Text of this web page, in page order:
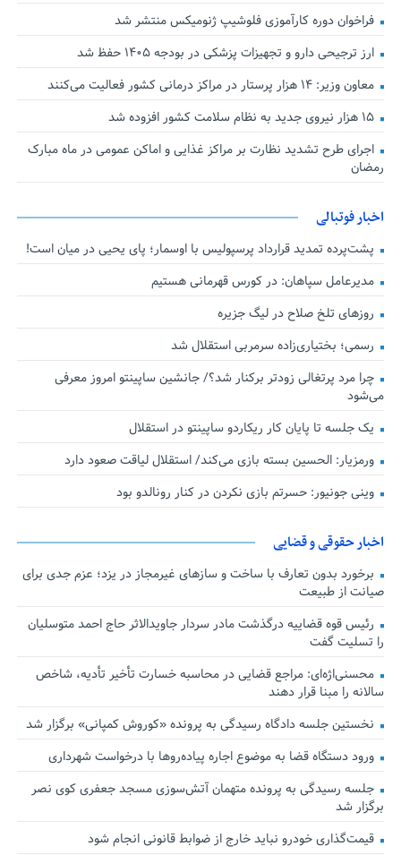
فراخوان دوره کارآموزی فلوشیپ ژنومیکس منتشر شد
ارز ترجیحی دارو و تجهیزات پزشکی در بودجه ۱۴۰۵ حفظ شد
معاون وزیر: ۱۴ هزار پرستار در مراکز درمانی کشور فعالیت می‌کنند
۱۵ هزار نیروی جدید به نظام سلامت کشور افزوده شد
اجرای طرح تشدید نظارت بر مراکز غذایی و اماکن عمومی در ماه مبارک
رمضان
اخبار فوتبالی
پشت‌پرده تمدید قرارداد پرسپولیس با اوسمار؛ پای یحیی در میان است!
مدیرعامل سپاهان: در کورس قهرمانی هستیم
روزهای تلخ صلاح در لیگ جزیره
رسمی؛ بختیاری‌زاده سرمربی استقلال شد
چرا مرد پرتغالی زودتر برکنار شد؟/ جانشین ساپینتو امروز معرفی
می‌شود
یک جلسه تا پایان کار ریکاردو ساپینتو در استقلال
ورمزیار: الحسین بسته بازی می‌کند/ استقلال لیاقت صعود دارد
وینی جونیور: حسرتم بازی نکردن در کنار رونالدو بود
اخبار حقوقی و قضایی
برخورد بدون تعارف با ساخت‌ و سازهای غیرمجاز در یزد؛ عزم جدی برای
صیانت از طبیعت
رئیس قوه قضاییه درگذشت مادر سردار جاویدالاثر حاج احمد متوسلیان
را تسلیت گفت
محسنی‌اژه‌ای: مراجع قضایی در محاسبه خسارت تأخیر تأدیه، شاخص
سالانه را مبنا قرار دهند
نخستین جلسه دادگاه رسیدگی به پرونده «کوروش کمپانی» برگزار شد
ورود دستگاه قضا به موضوع اجاره پیاده‌روها با درخواست شهرداری
جلسه رسیدگی به پرونده متهمان آتش‌سوزی مسجد جعفری کوی نصر
برگزار شد
قیمت‌گذاری خودرو نباید خارج از ضوابط قانونی انجام شود